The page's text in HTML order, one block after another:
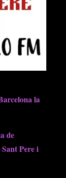
la
de
Pere i